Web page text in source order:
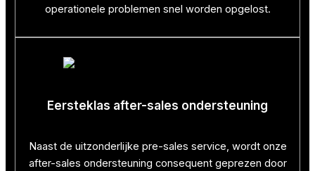
operationele problemen snel worden opgelost.
Eersteklas after-sales ondersteuning
Naast de uitzonderlijke pre-sales service, wordt onze
after-sales ondersteuning consequent geprezen door